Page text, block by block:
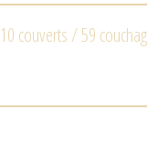
couverts / 59